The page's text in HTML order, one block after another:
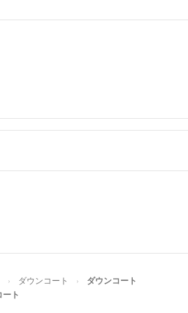
ご検討下さい
zip- 6年以上前
ダウンコート ダウンコート
ト